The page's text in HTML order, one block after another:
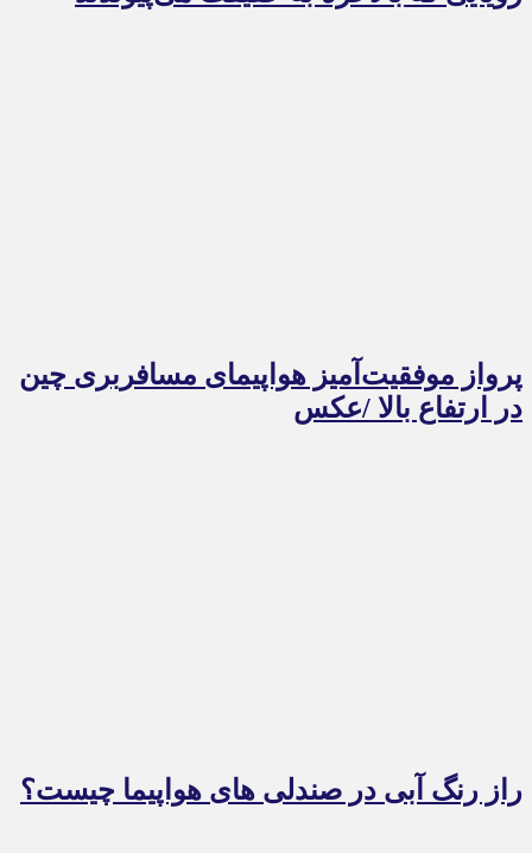
پرواز موفقیت‌آمیز هواپیمای مسافربری چین
در ارتفاع بالا /عکس
راز رنگ آبی در صندلی های هواپیما چیست؟